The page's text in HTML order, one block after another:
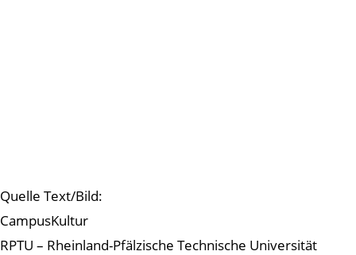
Quelle Text/Bild:
CampusKultur
RPTU – Rheinland-Pfälzische Technische Universität